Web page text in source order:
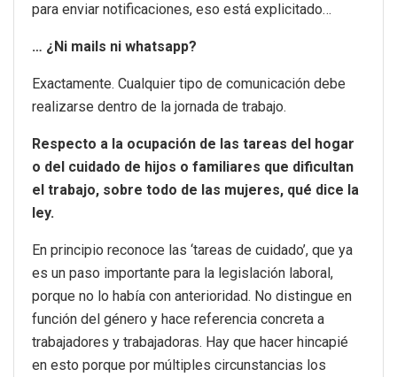
para enviar notificaciones, eso está explicitado…
… ¿Ni mails ni whatsapp?
Exactamente. Cualquier tipo de comunicación debe
realizarse dentro de la jornada de trabajo.
Respecto a la ocupación de las tareas del hogar
o del cuidado de hijos o familiares que dificultan
el trabajo, sobre todo de las mujeres, qué dice la
ley.
En principio reconoce las ‘tareas de cuidado’, que ya
es un paso importante para la legislación laboral,
porque no lo había con anterioridad. No distingue en
función del género y hace referencia concreta a
trabajadores y trabajadoras. Hay que hacer hincapié
en esto porque por múltiples circunstancias los